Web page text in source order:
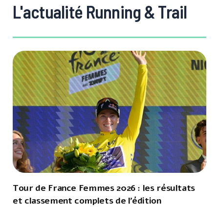
L'actualité Running & Trail
Tour de France Femmes 2026 : les résultats
et classement complets de l’édition